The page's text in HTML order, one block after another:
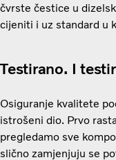
čvrste čestice u
cijeniti i uz standard u
Testirano. I
Osiguranje kvalitete
istrošeni dio. Prvo
pregledamo sve
slično zamjenjuju se